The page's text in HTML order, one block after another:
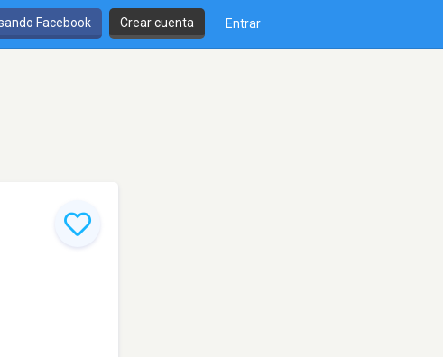
Facebook Crear cuenta Entrar